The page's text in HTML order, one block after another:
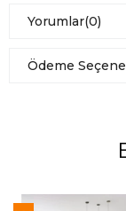
Yorumlar(0)
Ödeme